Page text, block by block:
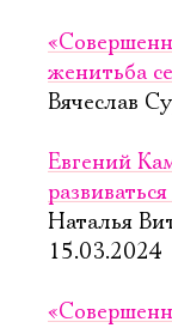
женитьба
Вячеслав
Евгений
Наталья
15.03.2024